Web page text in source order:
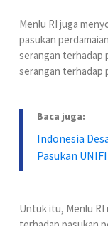
Menlu RI juga
pasukan
serangan terhadap
serangan terhadap
Baca juga:
Indonesia
Pasukan
Untuk itu, Menlu RI